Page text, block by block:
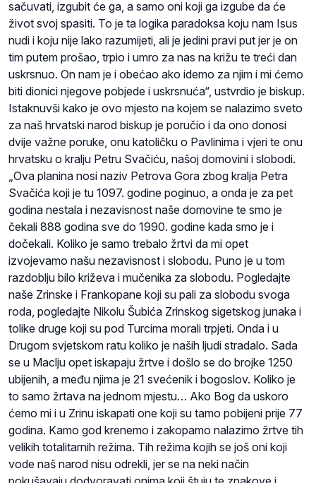
sačuvati, izgubit će ga, a samo oni koji ga izgube da će
život svoj spasiti. To je ta logika paradoksa koju nam Isus
nudi i koju nije lako razumijeti, ali je jedini pravi put jer je on
tim putem prošao, trpio i umro za nas na križu te treći dan
uskrsnuo. On nam je i obećao ako idemo za njim i mi ćemo
biti dionici njegove pobjede i uskrsnuća“, ustvrdio je biskup.
Istaknuvši kako je ovo mjesto na kojem se nalazimo sveto
za naš hrvatski narod biskup je poručio i da ono donosi
dvije važne poruke, onu katoličku o Pavlinima i vjeri te onu
hrvatsku o kralju Petru Svačiću, našoj domovini i slobodi.
„Ova planina nosi naziv Petrova Gora zbog kralja Petra
Svačića koji je tu 1097. godine poginuo, a onda je za pet
godina nestala i nezavisnost naše domovine te smo je
čekali 888 godina sve do 1990. godine kada smo je i
dočekali. Koliko je samo trebalo žrtvi da mi opet
izvojevamo našu nezavisnost i slobodu. Puno je u tom
razdoblju bilo križeva i mučenika za slobodu. Pogledajte
naše Zrinske i Frankopane koji su pali za slobodu svoga
roda, pogledajte Nikolu Šubića Zrinskog sigetskog junaka i
tolike druge koji su pod Turcima morali trpjeti. Onda i u
Drugom svjetskom ratu koliko je naših ljudi stradalo. Sada
se u Maclju opet iskapaju žrtve i došlo se do brojke 1250
ubijenih, a među njima je 21 svećenik i bogoslov. Koliko je
to samo žrtava na jednom mjestu… Ako Bog da uskoro
ćemo mi i u Zrinu iskapati one koji su tamo pobijeni prije 77
godina. Kamo god krenemo i zakopamo nalazimo žrtve tih
velikih totalitarnih režima. Tih režima kojih se još oni koji
vode naš narod nisu odrekli, jer se na neki način